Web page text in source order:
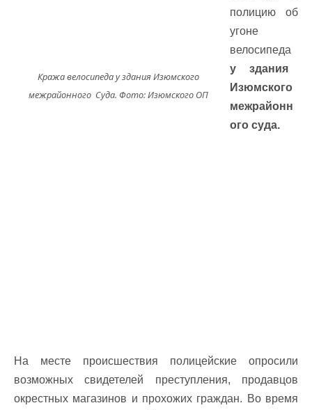
Кража велосипеда у здания Изюмского
межрайонного Суда. Фото: Изюмского ОП
полицию об
угоне
велосипеда
у здания
Изюмского
межрайонн
ого суда.
На месте происшествия полицейские опросили
возможных свидетелей преступления, продавцов
окрестных магазинов и прохожих граждан. Во время